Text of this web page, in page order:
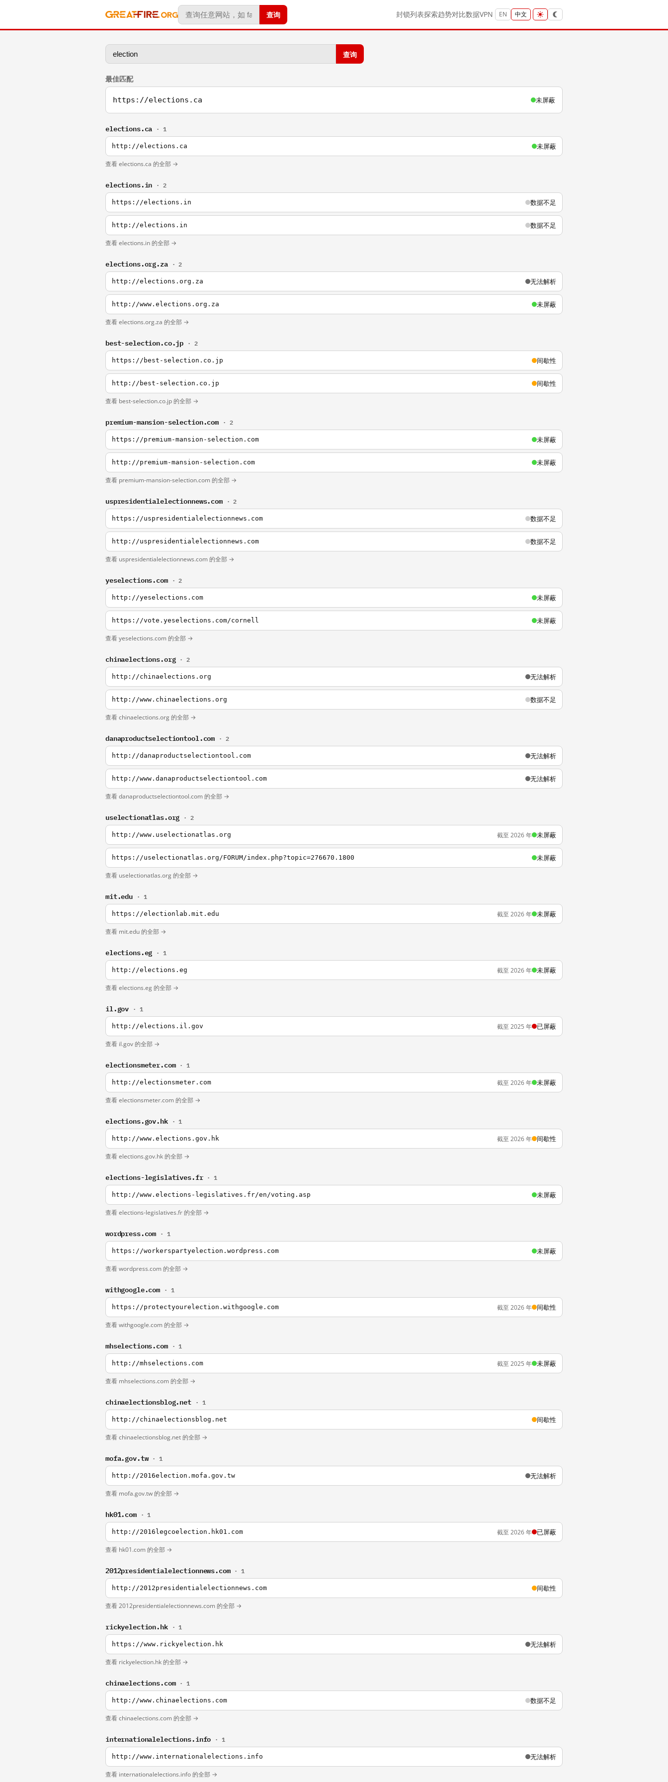
查询 封锁列表探索趋势对比数据VPN EN 中文
查询
最佳匹配
https://elections.ca 未屏蔽
elections.ca · 1
http://elections.ca 未屏蔽
查看 elections.ca 的全部 →
elections.in · 2
https://elections.in 数据不足
http://elections.in 数据不足
查看 elections.in 的全部 →
elections.org.za · 2
http://elections.org.za 无法解析
http://www.elections.org.za 未屏蔽
查看 elections.org.za 的全部 →
best-selection.co.jp · 2
https://best-selection.co.jp 间歇性
http://best-selection.co.jp 间歇性
查看 best-selection.co.jp 的全部 →
premium-mansion-selection.com · 2
https://premium-mansion-selection.com 未屏蔽
http://premium-mansion-selection.com 未屏蔽
查看 premium-mansion-selection.com 的全部 →
uspresidentialelectionnews.com · 2
https://uspresidentialelectionnews.com 数据不足
http://uspresidentialelectionnews.com 数据不足
查看 uspresidentialelectionnews.com 的全部 →
yeselections.com · 2
http://yeselections.com 未屏蔽
https://vote.yeselections.com/cornell 未屏蔽
查看 yeselections.com 的全部 →
chinaelections.org · 2
http://chinaelections.org 无法解析
http://www.chinaelections.org 数据不足
查看 chinaelections.org 的全部 →
danaproductselectiontool.com · 2
http://danaproductselectiontool.com 无法解析
http://www.danaproductselectiontool.com 无法解析
查看 danaproductselectiontool.com 的全部 →
uselectionatlas.org · 2
http://www.uselectionatlas.org 截至 2026 年 未屏蔽
https://uselectionatlas.org/FORUM/index.php?topic=276670.1800 未屏蔽
查看 uselectionatlas.org 的全部 →
mit.edu · 1
https://electionlab.mit.edu 截至 2026 年 未屏蔽
查看 mit.edu 的全部 →
elections.eg · 1
http://elections.eg 截至 2026 年 未屏蔽
查看 elections.eg 的全部 →
il.gov · 1
http://elections.il.gov 截至 2025 年 已屏蔽
查看 il.gov 的全部 →
electionsmeter.com · 1
http://electionsmeter.com 截至 2026 年 未屏蔽
查看 electionsmeter.com 的全部 →
elections.gov.hk · 1
http://www.elections.gov.hk 截至 2026 年 间歇性
查看 elections.gov.hk 的全部 →
elections-legislatives.fr · 1
http://www.elections-legislatives.fr/en/voting.asp 未屏蔽
查看 elections-legislatives.fr 的全部 →
wordpress.com · 1
https://workerspartyelection.wordpress.com 未屏蔽
查看 wordpress.com 的全部 →
withgoogle.com · 1
https://protectyourelection.withgoogle.com 截至 2026 年 间歇性
查看 withgoogle.com 的全部 →
mhselections.com · 1
http://mhselections.com 截至 2025 年 未屏蔽
查看 mhselections.com 的全部 →
chinaelectionsblog.net · 1
http://chinaelectionsblog.net 间歇性
查看 chinaelectionsblog.net 的全部 →
mofa.gov.tw · 1
http://2016election.mofa.gov.tw 无法解析
查看 mofa.gov.tw 的全部 →
hk01.com · 1
http://2016legcoelection.hk01.com 截至 2026 年 已屏蔽
查看 hk01.com 的全部 →
2012presidentialelectionnews.com · 1
http://2012presidentialelectionnews.com 间歇性
查看 2012presidentialelectionnews.com 的全部 →
rickyelection.hk · 1
https://www.rickyelection.hk 无法解析
查看 rickyelection.hk 的全部 →
chinaelections.com · 1
http://www.chinaelections.com 数据不足
查看 chinaelections.com 的全部 →
internationalelections.info · 1
http://www.internationalelections.info 无法解析
查看 internationalelections.info 的全部 →